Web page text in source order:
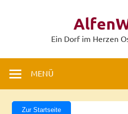
Ein Dorf im Herzen
MENÜ
Zur Startseite